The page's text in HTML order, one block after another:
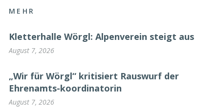
MEHR
Kletterhalle Wörgl: Alpenverein steigt aus
August 7, 2026
„Wir für Wörgl“ kritisiert Rauswurf der
Ehrenamts-koordinatorin
August 7, 2026